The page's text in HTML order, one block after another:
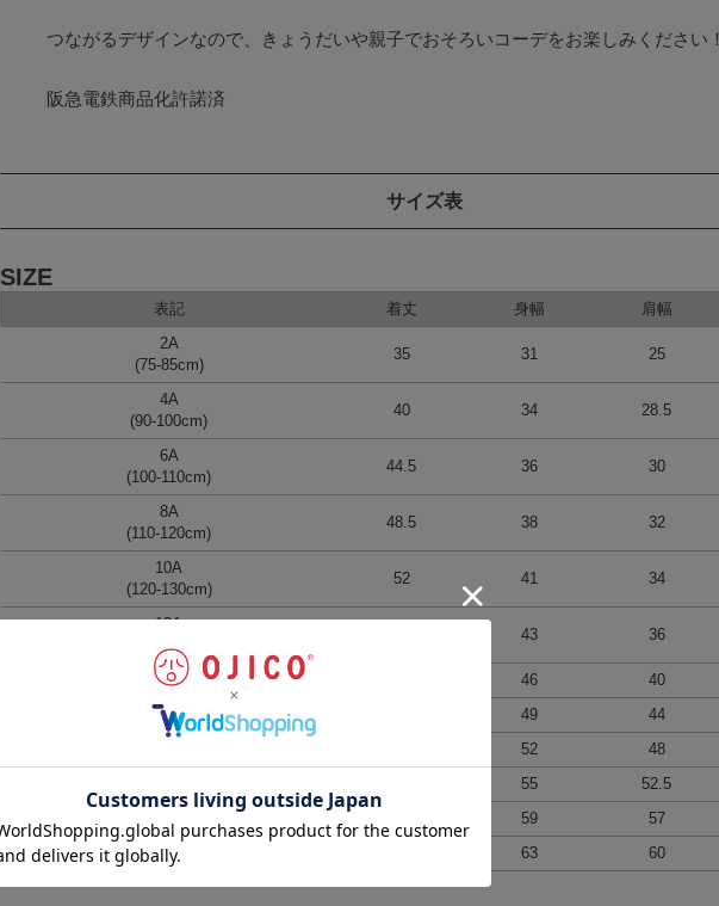
つながるデザインなので、きょうだいや親子でおそろいコーデをお楽しみください！
阪急電鉄商品化許諾済
サイズ表
SIZE
表記 着丈 身幅 肩幅
2A
(75-85cm)
35 31 25
4A
(90-100cm)
40 34 28.5
6A
(100-110cm)
44.5 36 30
8A
(110-120cm)
48.5 38 32
10A
(120-130cm)
52 41 34
12A
(135-145cm)
43 36
男女兼用S 46 40
男女兼用M 49 44
52 48
55 52.5
59 57
男女兼用4L 63 60